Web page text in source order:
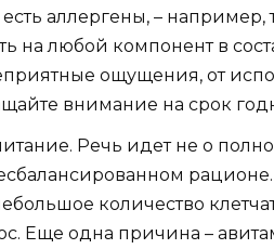
есть аллергены, –
на любой компонент в
ощущения, от
внимание на срок
Речь идет не о
количество
Еще одна причина –